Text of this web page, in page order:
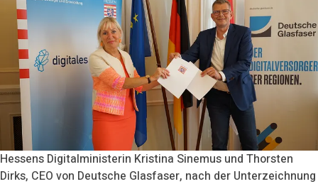
Hessens Digitalministerin Kristina Sinemus und Thorsten
Dirks, CEO von Deutsche Glasfaser, nach der Unterzeichnung